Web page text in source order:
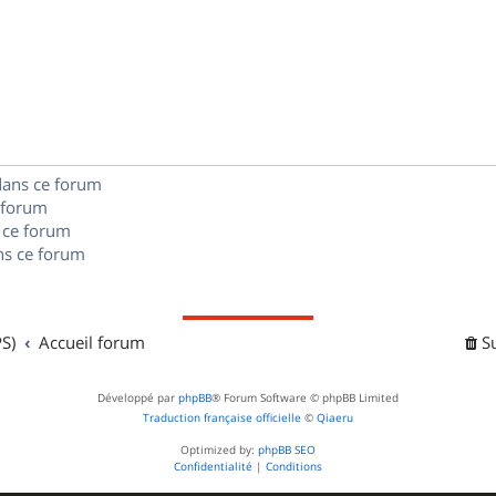
e
ce forum
forum
ce forum
Accueil forum
Développé par phpBB® Forum Software © phpBB Limited
Traduction française officielle © Qiaeru
Optimized by: phpBB SEO
Confidentialité | Conditions